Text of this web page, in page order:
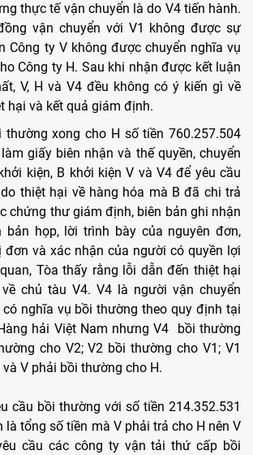
thực tế vận chuyển là do V4 tiến hành.
vận chuyển với V1 không được sự
Công ty V không được chuyển nghĩa vụ
Công ty H. Sau khi nhận được kết luận
V, H và V4 đều không có ý kiến gì về
hại và kết quả giám định.
xong cho H số tiền 760.257.504
giấy biên nhận và thế quyền, chuyển
kiện, B khởi kiện V và V4 để yêu cầu
thiệt hại về hàng hóa mà B đã chi trả
chứng thư giám định, biên bản ghi nhận
bản họp, lời trình bày của nguyên đơn,
và xác nhận của người có quyền lợi
Tòa thấy rằng lỗi dẫn đến thiệt hại
chủ tàu V4. V4 là người vận chuyển
nghĩa vụ bồi thường theo quy định tại
hải Việt Nam nhưng V4 bồi thường
cho V2; V2 bồi thường cho V1; V1
V phải bồi thường cho H.
cầu bồi thường với số tiền 214.352.531
là tổng số tiền mà V phải trả cho H nên V
cầu các công ty vận tải thứ cấp bồi